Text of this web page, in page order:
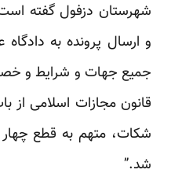
شهرستان دزفول گفته
و ارسال پرونده به
قانون مجازات اسلامی
شکات، متهم به قطع
شد.”